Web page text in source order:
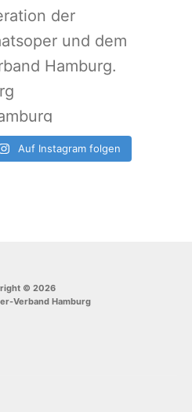
Auf Instagram folgen
© 2026
Verband Hamburg